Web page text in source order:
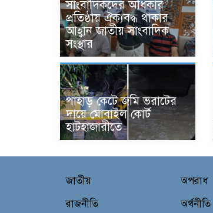
সাংবাদিকদের অধিকার
প্রতিষ্ঠায় ঐক্যবদ্ধ থাকার
আহ্বান জাতীয় সাংবাদিক
সংস্থার
পাহাড় কেটে জমি ভরাটের
দায়ে মোবাইল কোর্ট
হাটহাজারীতে
জাতীয়
রাজনীতি
অপরাধ
অর্থনীতি